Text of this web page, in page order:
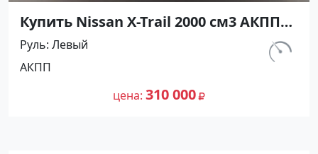
Купить Nissan X-Trail 2000 см3 АКПП
(140 л.с.) Бензин инжектор в
Новороссийск : цвет Серый
Внедорожник 2005 года по цене
310000 рублей, объявление №24561
на сайте Авторынок23
Руль Левый
АКПП
цена 310 000